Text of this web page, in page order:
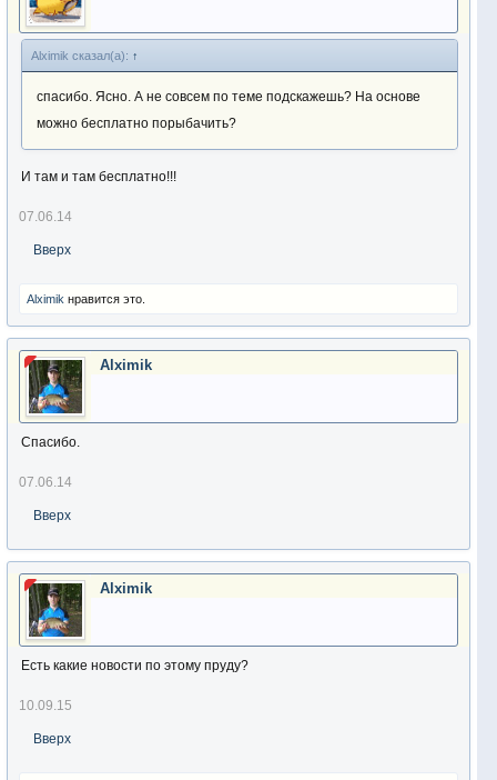
Alximik сказал(а): ↑
спасибо. Ясно. А не совсем по теме подскажешь? На основе
можно бесплатно порыбачить?
И там и там бесплатно!!!
07.06.14
Вверх
Alximik нравится это.
Alximik
Спасибо.
07.06.14
Вверх
Alximik
Есть какие новости по этому пруду?
10.09.15
Вверх